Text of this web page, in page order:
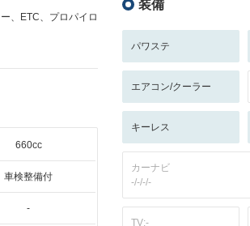
、ETC、プロパイロ
660cc
車検整備付
-
装備
パワステ
エアコン/クーラー
キーレス
カーナビ
-/-/-/-
TV:-